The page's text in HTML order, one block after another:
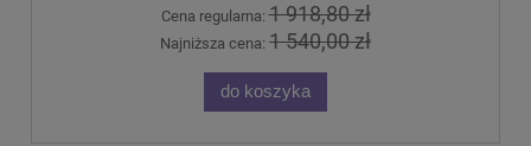
Cena regularna:1 918,80 zł
Najniższa cena: 1 540,00 zł
do koszyka